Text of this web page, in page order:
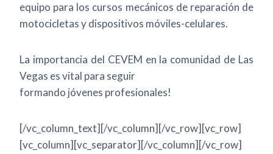
equipo para los cursos mecánicos de reparación de
motocicletas y dispositivos móviles-celulares.
La importancia del CEVEM en la comunidad de Las
Vegas es vital para seguir
formando jóvenes profesionales!
[/vc_column_text][/vc_column][/vc_row][vc_row]
[vc_column][vc_separator][/vc_column][/vc_row]